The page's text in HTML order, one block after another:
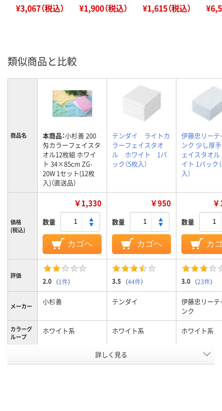
¥3,067（税込） ¥1,900（税込） ¥1,615（税込）
類似商品と比較
商品名 本商品：小杉善 200
匁カラーフェイスタ
オル12枚組 ホワイ
ト 34×85cm ZG-
20W 1セット(12枚
入)（直送品）
テンダイ ライトカ
ラーフェイスタオ
ル ホワイト 1パ
ック（5枚入）
伊藤忠リーテ
ンク 少し厚
ェイスタオ
イト 1パック
入）
価格
(税込)
￥1,330
数量
カゴへ
￥950
数量
カゴへ
数量
カ
評価
2.0 （1件） 3.5 （44件） 3.0 （23件）
メーカー 小杉善 テンダイ
伊藤忠リーテ
ンク
カラーグ
ループ
ホワイト系 ホワイト系 ホワイト系
綿100%
詳しく見る